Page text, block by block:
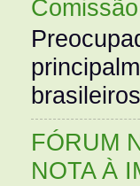
FÓRUM
NOTA À